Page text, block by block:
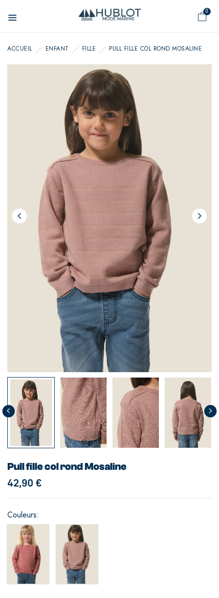
0
ACCUEIL ENFANT FILLE PULL FILLE COL ROND MOSALINE
Pull fille col rond Mosaline
42,90 €
Couleurs
Panneau de gestion des cookies